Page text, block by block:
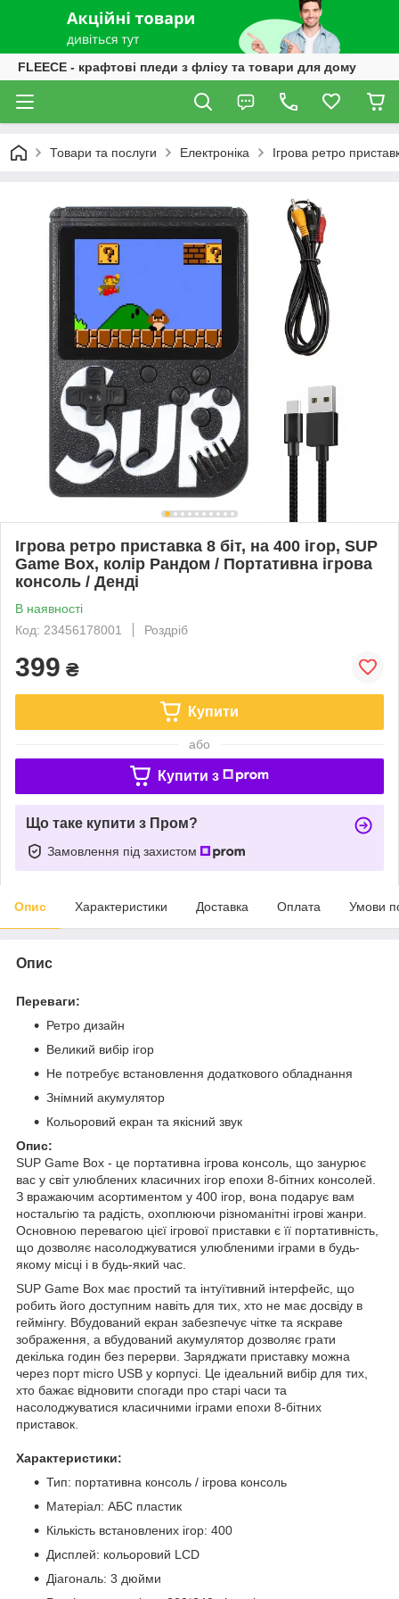
FLEECE - крафтові пледи з флісу та товари для дому
Товари та послуги Електроніка Ігрова ретро
Ігрова ретро приставка 8 біт, на 400 ігор, SUP
Game Box, колір Рандом / Портативна ігрова
консоль / Денді
В наявності
Код: 23456178001
Роздріб
399 ₴
Купити
або
Купити з
Що таке купити з Пром?
Замовлення під захистом
Опис Характеристики Доставка Оплата Умови
Опис
Переваги:
Ретро дизайн
Великий вибір ігор
Не потребує встановлення додаткового обладнання
Знімний акумулятор
Кольоровий екран та якісний звук
Опис:
SUP Game Box - це портативна ігрова консоль, що занурює
вас у світ улюблених класичних ігор епохи 8-бітних консолей.
З вражаючим асортиментом у 400 ігор, вона подарує вам
ностальгію та радість, охоплюючи різноманітні ігрові жанри.
Основною перевагою цієї ігрової приставки є її портативність,
що дозволяє насолоджуватися улюбленими іграми в будь-
якому місці і в будь-який час.
SUP Game Box має простий та інтуїтивний інтерфейс, що
робить його доступним навіть для тих, хто не має досвіду в
геймінгу. Вбудований екран забезпечує чітке та яскраве
зображення, а вбудований акумулятор дозволяє грати
декілька годин без перерви. Заряджати приставку можна
через порт micro USB у корпусі. Це ідеальний вибір для тих,
хто бажає відновити спогади про старі часи та
насолоджуватися класичними іграми епохи 8-бітних
приставок.
Характеристики:
Тип: портативна консоль / ігрова консоль
Матеріал: АБС пластик
Кількість встановлених ігор: 400
Дисплей: кольоровий LCD
Діагональ: 3 дюйми